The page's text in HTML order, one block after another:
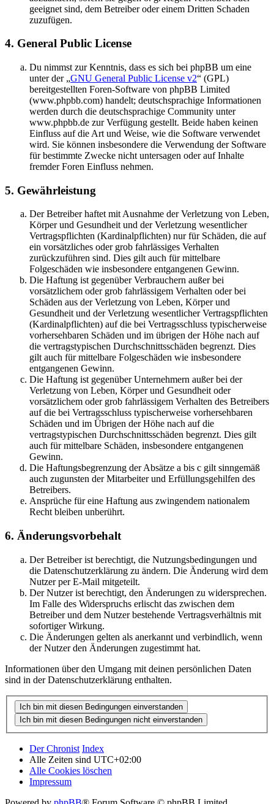
geeignet sind, dem Betreiber oder einem Dritten Schaden
zuzufügen.
4. General Public License
Du nimmst zur Kenntnis, dass es sich bei phpBB um eine
unter der „GNU General Public License v2“ (GPL)
bereitgestellten Foren-Software von phpBB Limited
(www.phpbb.com) handelt; deutschsprachige Informationen
werden durch die deutschsprachige Community unter
www.phpbb.de zur Verfügung gestellt. Beide haben keinen
Einfluss auf die Art und Weise, wie die Software verwendet
wird. Sie können insbesondere die Verwendung der Software
für bestimmte Zwecke nicht untersagen oder auf Inhalte
fremder Foren Einfluss nehmen.
5. Gewährleistung
Der Betreiber haftet mit Ausnahme der Verletzung von Leben,
Körper und Gesundheit und der Verletzung wesentlicher
Vertragspflichten (Kardinalpflichten) nur für Schäden, die auf
ein vorsätzliches oder grob fahrlässiges Verhalten
zurückzuführen sind. Dies gilt auch für mittelbare
Folgeschäden wie insbesondere entgangenen Gewinn.
Die Haftung ist gegenüber Verbrauchern außer bei
vorsätzlichem oder grob fahrlässigem Verhalten oder bei
Schäden aus der Verletzung von Leben, Körper und
Gesundheit und der Verletzung wesentlicher Vertragspflichten
(Kardinalpflichten) auf die bei Vertragsschluss typischerweise
vorhersehbaren Schäden und im übrigen der Höhe nach auf
die vertragstypischen Durchschnittsschäden begrenzt. Dies
gilt auch für mittelbare Folgeschäden wie insbesondere
entgangenen Gewinn.
Die Haftung ist gegenüber Unternehmern außer bei der
Verletzung von Leben, Körper und Gesundheit oder
vorsätzlichem oder grob fahrlässigem Verhalten des Betreibers
auf die bei Vertragsschluss typischerweise vorhersehbaren
Schäden und im Übrigen der Höhe nach auf die
vertragstypischen Durchschnittsschäden begrenzt. Dies gilt
auch für mittelbare Schäden, insbesondere entgangenen
Gewinn.
Die Haftungsbegrenzung der Absätze a bis c gilt sinngemäß
auch zugunsten der Mitarbeiter und Erfüllungsgehilfen des
Betreibers.
Ansprüche für eine Haftung aus zwingendem nationalem
Recht bleiben unberührt.
6. Änderungsvorbehalt
Der Betreiber ist berechtigt, die Nutzungsbedingungen und
die Datenschutzerklärung zu ändern. Die Änderung wird dem
Nutzer per E-Mail mitgeteilt.
Der Nutzer ist berechtigt, den Änderungen zu widersprechen.
Im Falle des Widerspruchs erlischt das zwischen dem
Betreiber und dem Nutzer bestehende Vertragsverhältnis mit
sofortiger Wirkung.
Die Änderungen gelten als anerkannt und verbindlich, wenn
der Nutzer den Änderungen zugestimmt hat.
Informationen über den Umgang mit deinen persönlichen Daten
sind in der Datenschutzerklärung enthalten.
Der Chronist Index
Alle Zeiten sind UTC+02:00
Alle Cookies löschen
Impressum